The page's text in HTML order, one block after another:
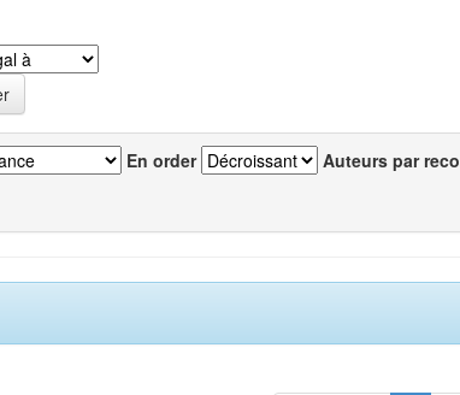
En order Auteurs par